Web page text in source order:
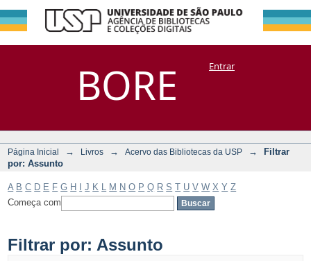
BORE
Filtrar por:
Assunto
DSpace/Manakin + CoriscoEntrar
Página Inicial → Livros → Acervo das Bibliotecas da USP →
Filtrar
por: Assunto
A B C D E F G H J K M N O P Q R S T U V W X Y Z
Começa com
Filtrar por: Assunto